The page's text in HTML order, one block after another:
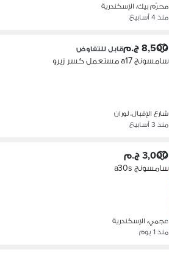
محرّم بيك، الإسكندرية
منذ 4 أسابيع
8,500 ج.م قابل للتفاوض
سامسونج a17 مستعمل كسر زيرو
شارع الإقبال، لوران
منذ 3 أسابيع
3,000 ج.م
سامسونج a30s
عجمي، الإسكندرية
منذ 1 يوم